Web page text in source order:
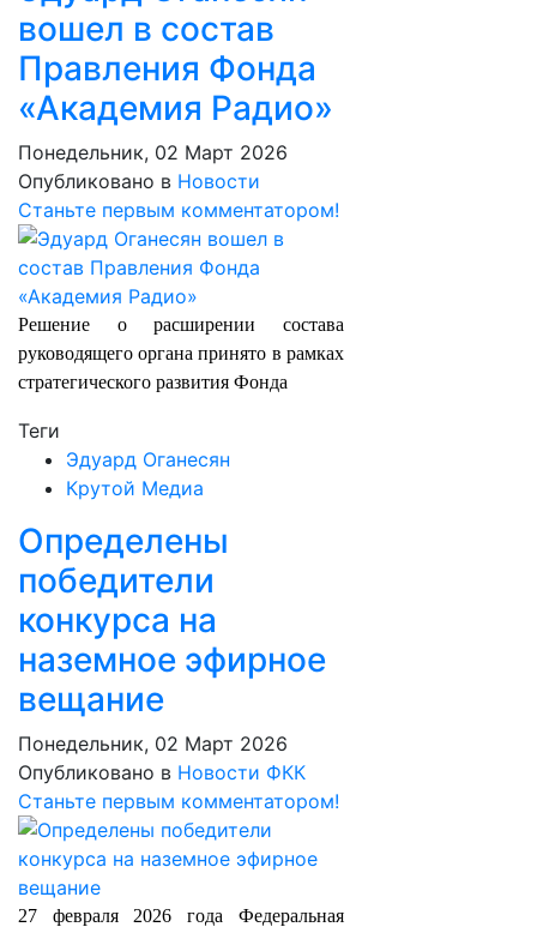
вошел в состав
Правления Фонда
«Академия Радио»
Понедельник, 02 Март 2026
Опубликовано в Новости
Станьте первым комментатором!
Решение о расширении состава
руководящего органа принято в рамках
стратегического развития Фонда
Теги
Эдуард Оганесян
Крутой Медиа
Определены
победители
конкурса на
наземное эфирное
вещание
Понедельник, 02 Март 2026
Опубликовано в Новости ФКК
Станьте первым комментатором!
27 февраля 2026 года Федеральная